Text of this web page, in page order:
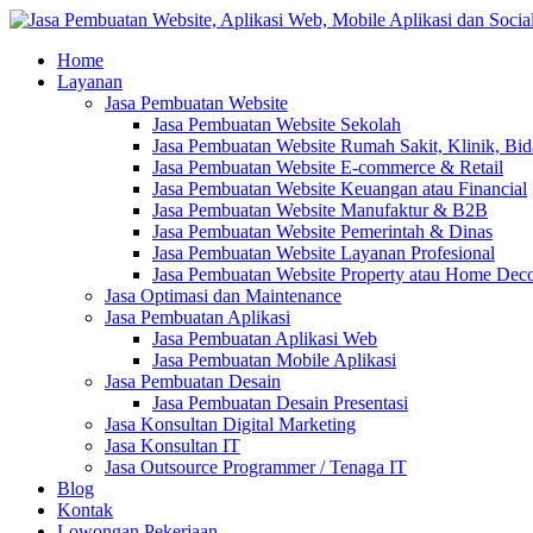
Home
Layanan
Jasa Pembuatan Website
Jasa Pembuatan Website Sekolah
Jasa Pembuatan Website Rumah Sakit, Klinik,
Jasa Pembuatan Website E-commerce & Retail
Jasa Pembuatan Website Keuangan atau Financial
Jasa Pembuatan Website Manufaktur & B2B
Jasa Pembuatan Website Pemerintah & Dinas
Jasa Pembuatan Website Layanan Profesional
Jasa Pembuatan Website Property atau Home
Jasa Optimasi dan Maintenance
Jasa Pembuatan Aplikasi
Jasa Pembuatan Aplikasi Web
Jasa Pembuatan Mobile Aplikasi
Jasa Pembuatan Desain
Jasa Pembuatan Desain Presentasi
Jasa Konsultan Digital Marketing
Jasa Konsultan IT
Jasa Outsource Programmer / Tenaga IT
Blog
Kontak